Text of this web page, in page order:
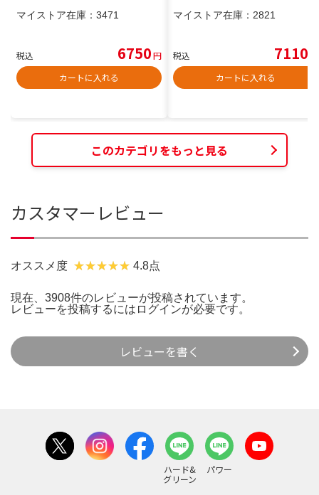
マイストア在庫： 3471
税込 6750円
カートに入れる
マイストア在庫： 2821
税込 7110
カートに入れる
このカテゴリをもっと見る
カスタマーレビュー
オススメ度 4.8点
現在、3908件のレビューが投稿されています。
レビューを投稿するには ログインが必要です。
レビューを書く
ハード&
グリーン
パワー